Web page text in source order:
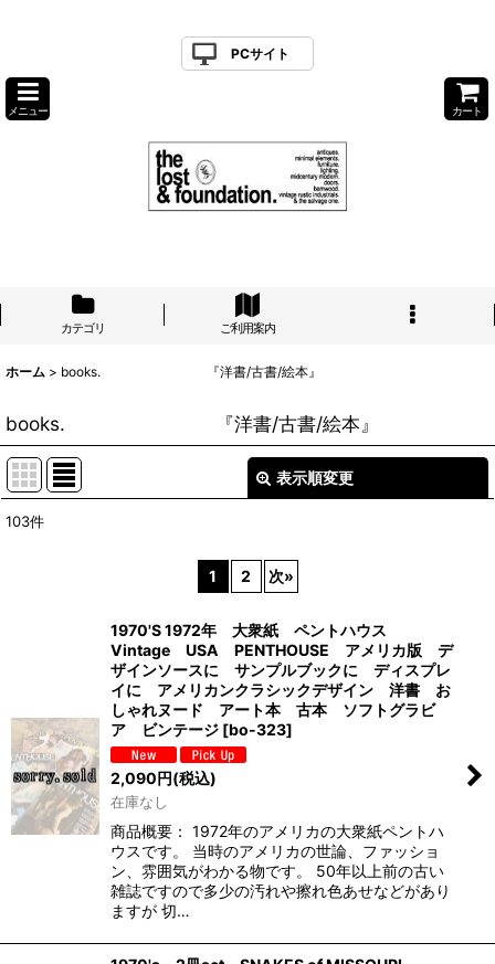
PCサイト
メニュー カート
カテゴリ ご利用案内
ホーム > books. 『洋書/古書/絵本』
books. 『洋書/古書/絵本』
表示順変更
絞り込む
103件
1 2 次»
1970'S 1972年 大衆紙 ペントハウス
Vintage USA PENTHOUSE アメリカ版 デ
ザインソースに サンプルブックに ディスプレ
イに アメリカンクラシックデザイン 洋書 お
しゃれヌード アート本 古本 ソフトグラビ
ア ビンテージ [bo-323]
2,090円(税込)
在庫なし
商品概要： 1972年のアメリカの大衆紙ペントハ
ウスです。 当時のアメリカの世論、ファッショ
ン、雰囲気がわかる物です。 50年以上前の古い
雑誌ですので多少の汚れや擦れ色あせなどがあり
ますが 切…